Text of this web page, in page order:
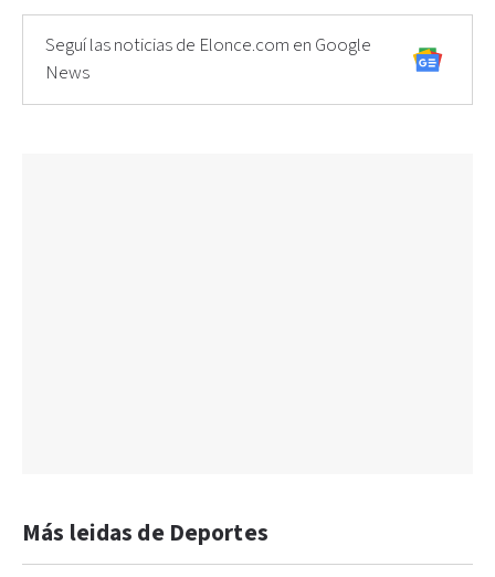
Seguí las noticias de Elonce.com en Google
News
Más leidas de Deportes